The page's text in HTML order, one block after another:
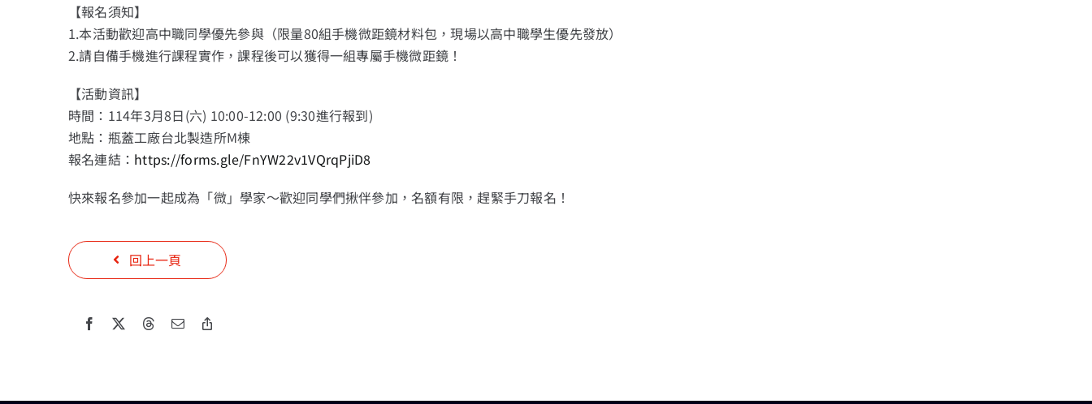
【報名須知】
1.本活動歡迎高中職同學優先參與（限量80組手機微距鏡材料包，現場以高中職學生優先發放）
2.請自備手機進行課程實作，課程後可以獲得一組專屬手機微距鏡！
【活動資訊】
時間：114年3月8日(六) 10:00-12:00 (9:30進行報到)
地點：瓶蓋工廠台北製造所M棟
報名連結： https://forms.gle/FnYW22v1VQrqPjiD8
快來報名參加一起成為「微」學家～歡迎同學們揪伴參加，名額有限，趕緊手刀報名！
回上一頁